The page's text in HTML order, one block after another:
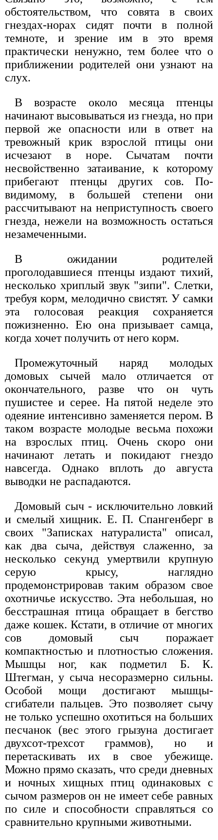
обстоятельством, что совята в своих
гнездах-норах сидят почти в полной
темноте, и зрение им в это время
практически ненужно, тем более что о
приближении родителей они узнают на
слух.
В возрасте около месяца птенцы
начинают высовываться из гнезда, но при
первой же опасности или в ответ на
тревожный крик взрослой птицы они
исчезают в норе. Сычатам почти
несвойственно затаивание, к которому
прибегают птенцы других сов. По-
видимому, в большей степени они
рассчитывают на неприступность своего
гнезда, нежели на возможность остаться
незамеченными.
В ожидании родителей
проголодавшиеся птенцы издают тихий,
несколько хриплый звук "зипи". Слетки,
требуя корм, мелодично свистят. У самки
эта голосовая реакция сохраняется
пожизненно. Ею она призывает самца,
когда хочет получить от него корм.
Промежуточный наряд молодых
домовых сычей мало отличается от
окончательного, разве что он чуть
пушистее и серее. На пятой неделе это
одеяние интенсивно заменяется пером. В
таком возрасте молодые весьма похожи
на взрослых птиц. Очень скоро они
начинают летать и покидают гнездо
навсегда. Однако вплоть до августа
выводки не распадаются.
Домовый сыч - исключительно ловкий
и смелый хищник. Е. П. Спангенберг в
своих "Записках натуралиста" описал,
как два сыча, действуя слаженно, за
несколько секунд умертвили крупную
серую крысу, наглядно
продемонстрировав таким образом свое
охотничье искусство. Эта небольшая, но
бесстрашная птица обращает в бегство
даже кошек. Кстати, в отличие от многих
сов домовый сыч поражает
компактностью и плотностью сложения.
Мышцы ног, как подметил Б. К.
Штегман, у сыча несоразмерно сильны.
Особой мощи достигают мышцы-
сгибатели пальцев. Это позволяет сычу
не только успешно охотиться на больших
песчанок (вес этого грызуна достигает
двухсот-трехсот граммов), но и
перетаскивать их в свое убежище.
Можно прямо сказать, что среди дневных
и ночных хищных птиц одинаковых с
сычом размеров он не имеет себе равных
по силе и способности справляться со
сравнительно крупными животными.